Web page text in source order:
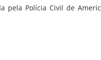
pela Polícia Civil de